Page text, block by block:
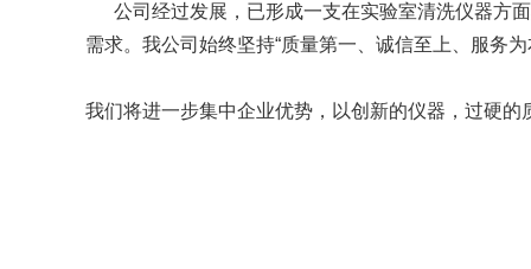
瓶机
机
F系列
公司经过发展，已形成一支在实验室清洗仪器方
需求。我公司始终坚持“质量第一、诚信至上、服务
我们将进一步集中企业优势，以创新的仪器，过硬